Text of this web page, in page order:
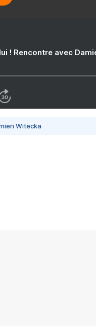
! Rencontre avec
Witecka